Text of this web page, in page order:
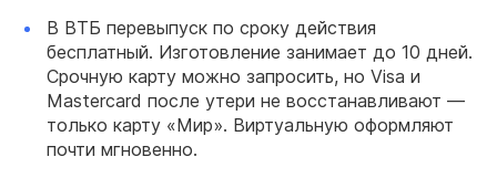
В ВТБ перевыпуск по сроку действия
бесплатный. Изготовление занимает до 10 дней.
Срочную карту можно запросить, но Visa и
Mastercard после утери не восстанавливают —
только карту «Мир». Виртуальную оформляют
почти мгновенно.